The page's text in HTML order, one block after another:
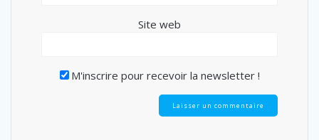
Site web
M'inscrire pour recevoir la newsletter !